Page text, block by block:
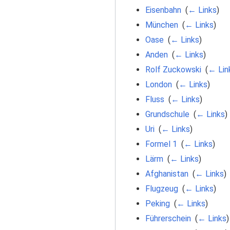
Eisenbahn‎ (← Links)
München‎ (← Links)
Oase (← Links)
Anden‎ (← Links)
Rolf Zuckowski‎ (←
London‎ (← Links)
Fluss (← Links)
Grundschule (← Links)
Uri‎ (← Links)
Formel 1 (← Links)
Lärm‎ (← Links)
Afghanistan‎ (← Links)
Flugzeug‎ (← Links)
Peking‎ (← Links)
Führerschein‎ (← Links)